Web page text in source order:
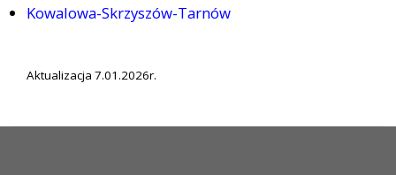
Kowalowa-Skrzyszów-Tarnów
Aktualizacja 7.01.2026r.